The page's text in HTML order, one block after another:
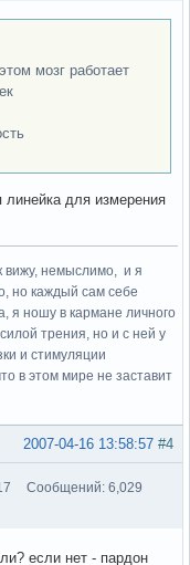
мозг работает
для измерения
вижу, немыслимо, и я
но каждый сам себе
я ношу в кармане личного
трения, но и с ней у
и стимуляции
в этом мире не заставит
#4
2007-04-16 13:58:57
Сообщений: 6,029
если нет - пардон